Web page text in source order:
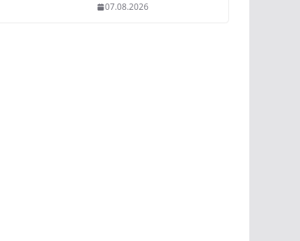
07.08.2026